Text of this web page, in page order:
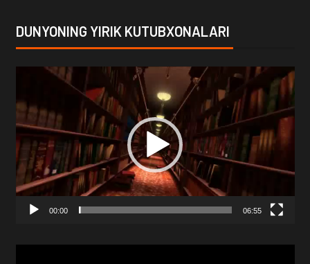
DUNYONING YIRIK KUTUBXONALARI
00:00 06:55